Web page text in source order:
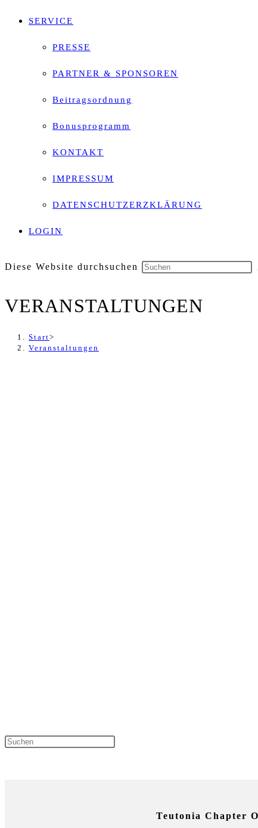
SERVICE
PRESSE
PARTNER & SPONSOREN
Beitragsordnung
Bonusprogramm
KONTAKT
IMPRESSUM
DATENSCHUTZERZKLÄRUNG
LOGIN
Diese Website durchsuchen
VERANSTALTUNGEN
Start>
Veranstaltungen
Teutonia Chapter